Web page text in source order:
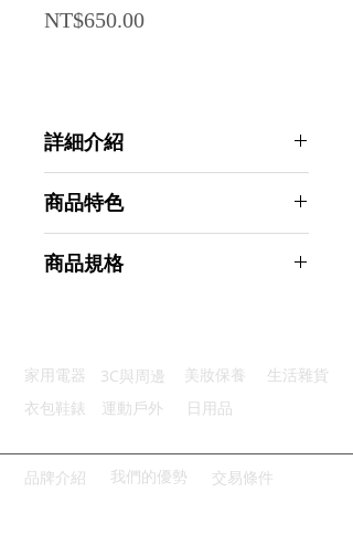
NT$650.00Price
詳細介紹
商品特色
緩解壓力：完美貼和纏繞包覆效果
商品規格
主要材質：尼龍
商品尺寸：17*15*1.5cm
產地名稱：中國大陸
代理商：亞桓有限公司
家用電器 3C與周邊 美妝保養
生活雜貨
衣包鞋錶
運動戶外 日用品
品牌介紹 我們的優勢 交易條件